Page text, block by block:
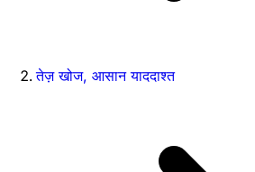
तेज़ खोज, आसान याददाश्त